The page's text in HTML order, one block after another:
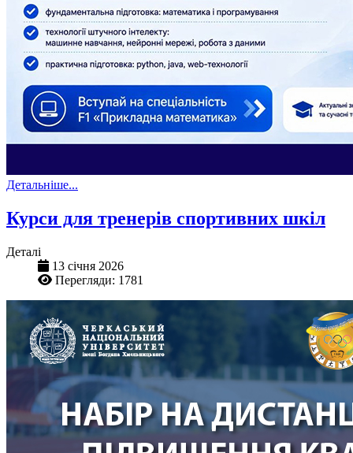
Детальніше...
Курси для тренерів спортивних шкіл
Деталі
13 січня 2026
Перегляди: 1781